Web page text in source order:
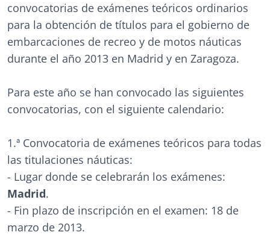
convocatorias de exámenes teóricos ordinarios
para la obtención de títulos para el gobierno de
embarcaciones de recreo y de motos náuticas
durante el año 2013 en Madrid y en Zaragoza.
Para este año se han convocado las siguientes
convocatorias, con el siguiente calendario:
1.ª Convocatoria de exámenes teóricos para todas
las titulaciones náuticas:
- Lugar donde se celebrarán los exámenes:
Madrid.
- Fin plazo de inscripción en el examen: 18 de
marzo de 2013.